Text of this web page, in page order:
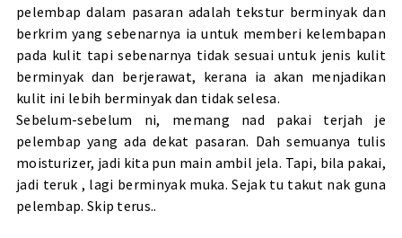
pelembap dalam pasaran adalah tekstur berminyak dan
berkrim yang sebenarnya ia untuk memberi kelembapan
pada kulit tapi sebenarnya tidak sesuai untuk jenis kulit
berminyak dan berjerawat, kerana ia akan menjadikan
kulit ini lebih berminyak dan tidak selesa.
Sebelum-sebelum ni, memang nad pakai terjah je
pelembap yang ada dekat pasaran. Dah semuanya tulis
moisturizer, jadi kita pun main ambil jela. Tapi, bila pakai,
jadi teruk , lagi berminyak muka. Sejak tu takut nak guna
pelembap. Skip terus..